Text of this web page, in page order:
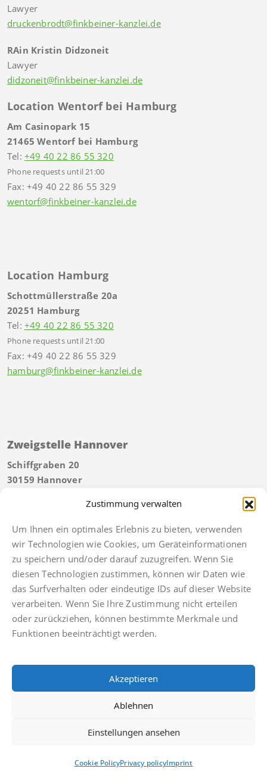
Zustimmung verwalten
Um Ihnen ein optimales Erlebnis zu bieten, verwenden
wir Technologien wie Cookies, um Geräteinformationen
zu speichern und/oder darauf zuzugreifen. Wenn Sie
diesen Technologien zustimmen, können wir Daten wie
das Surfverhalten oder eindeutige IDs auf dieser Website
verarbeiten. Wenn Sie Ihre Zustimmung nicht erteilen
oder zurückziehen, können bestimmte Merkmale und
Funktionen beeinträchtigt werden.
Akzeptieren
Ablehnen
Einstellungen ansehen
Cookie PolicyPrivacy policyImprint
Lawyer
druckenbrodt@finkbeiner-kanzlei.de
RAin Kristin Didzoneit
Lawyer
didzoneit@finkbeiner-kanzlei.de
Location Wentorf bei Hamburg
Am Casinopark 15
21465 Wentorf bei Hamburg
Tel: +49 40 22 86 55 320
Phone requests until 21:00
Fax: +49 40 22 86 55 329
wentorf@finkbeiner-kanzlei.de
Location Hamburg
Schottmüllerstraße 20a
20251 Hamburg
Tel: +49 40 22 86 55 320
Phone requests until 21:00
Fax: +49 40 22 86 55 329
hamburg@finkbeiner-kanzlei.de
Zweigstelle Hannover
Schiffgraben 20
30159 Hannover
Telefonische Erreichbarkeit bis 21 Uhr
Fax: +49 511 592934 49
hannover@finkbeiner-kanzlei.de
Imprint
Privacy policy
Facebook
© Finkbeiner & Druckenbrodt Rechtsanwälte PartGmbB